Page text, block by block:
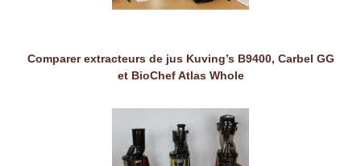
Comparer extracteurs de jus Kuving’s B9400, Carbel GG
et BioChef Atlas Whole